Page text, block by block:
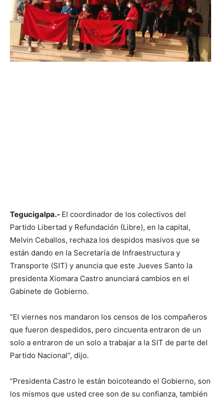
Tegucigalpa.- El coordinador de los colectivos del
Partido Libertad y Refundación (Libre), en la capital,
Melvin Ceballos, rechaza los despidos masivos que se
están dando en la Secretaría de Infraestructura y
Transporte (SIT) y anuncia que este Jueves Santo la
presidenta Xiomara Castro anunciará cambios en el
Gabinete de Gobierno.
“El viernes nos mandaron los censos de los compañeros
que fueron despedidos, pero cincuenta entraron de un
solo a entraron de un solo a trabajar a la SIT de parte del
Partido Nacional”, dijo.
“Presidenta Castro le están boicoteando el Gobierno, son
los mismos que usted cree son de su confianza, también